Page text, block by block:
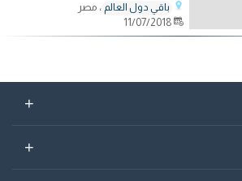
باقي دول العالم ، مصر
+
+